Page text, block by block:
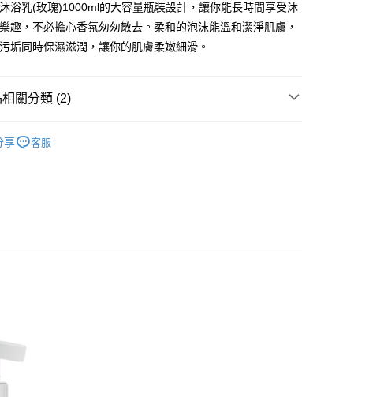
AFTEE先享後付」結帳流程】
結帳頁面，進行簡訊認證並確認金額後，即可完成結帳。
／網路銀行／等多元方式進行付款，方視為交易完成。
注意：結帳手續完成當下不需立刻繳費，但若您需要取消訂單，請聯
付繳納相關費用。
是否成功請以「AFTEE先享後付 」之結帳頁面顯示為準，若有關於
審查核予不同之上限額度；若仍有額度不足之情形，本公司將視審查
請求用戶進行身份認證。
貨付款
，滿NT$599(含以上)免運費
NT$60，滿NT$599(含以上)免運費
浴乳(玫瑰)1000ml的大容量瓶裝設計，讓你能長時間享受沐
趣，不必擔心香氛匆匆散去。柔和的泡沫能溫和潔淨肌膚，
垢同時保濕滋潤，讓你的肌膚柔嫩細滑。
相關分類 (2)
享 客服